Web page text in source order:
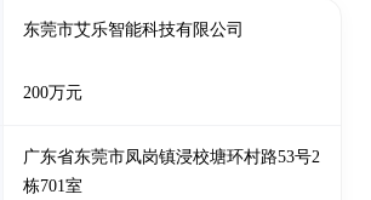
东莞市艾乐智能科技有限公司
200万元
广东省东莞市凤岗镇浸校塘环村路53号2
栋701室